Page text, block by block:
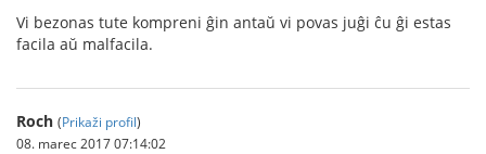
Vi bezonas tute kompreni ĝin antaŭ vi povas juĝi ĉu ĝi estas
facila aŭ malfacila.
Roch (Prikaži profil)
08. marec 2017 07:14:02